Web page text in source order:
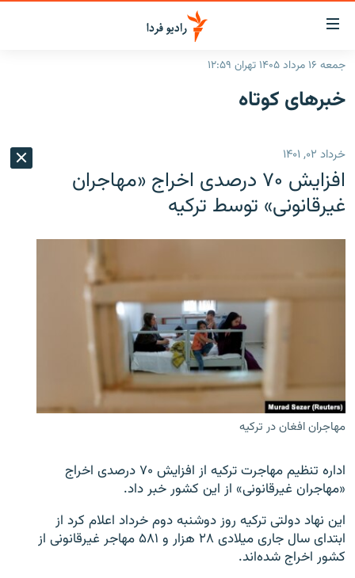
لینک‌های
قابلیت
دسترسی
بازگشت
اصلی
رفتن
صفحه
ایران
رادیو
انتخاب کنید و بشنویدپادکست
English
جمعه ۱۶ مرداد ۱۴۰۵ تهران ۱۲:۵۹
خبرهای کوتاه
خرداد ۰۲, ۱۴۰۱
افزایش ۷۰ درصدی اخراج «مهاجران
غیرقانونی» توسط ترکیه
مهاجران افغان در ترکیه
اداره تنظیم مهاجرت ترکیه از افزایش ۷۰ درصدی اخراج
«مهاجران غیرقانونی» از این کشور خبر داد.
این نهاد دولتی ترکیه روز دوشنبه دوم خرداد اعلام کرد از
ابتدای سال جاری میلادی ۲۸ هزار و ۵۸۱ مهاجر غیرقانونی از
کشور اخراج شده‌اند.